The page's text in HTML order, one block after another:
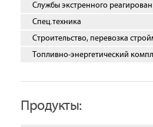
Службы экстренного
Спец.техника
Строительство, перевозка
Топливно-энергетический
Продукты: